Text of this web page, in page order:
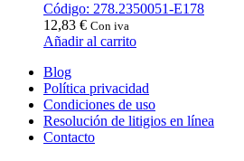
Código: 278.2350051-E178
12,83 € Con iva
Añadir al carrito
Blog
Política privacidad
Condiciones de uso
Resolución de litigios en línea
Contacto